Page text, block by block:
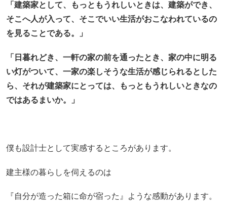
「建築家として、もっともうれしいときは、建築ができ、
そこへ人が入って、そこでいい生活がおこなわれているの
を見ることである。」
「日暮れどき、一軒の家の前を通ったとき、家の中に明る
い灯がついて、一家の楽しそうな生活が感じられるとした
ら、それが建築家にとっては、もっともうれしいときなの
ではあるまいか。」
僕も設計士として実感するところがあります。
建主様の暮らしを伺えるのは
『自分が造った箱に命が宿った』ような感動があります。